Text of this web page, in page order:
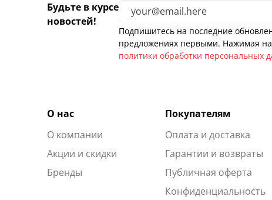
Будьте в курсе
новостей!
Подпишитесь на последние
предложениях первыми. Нажимая
политики обработки персональных
О нас
О компании
Акции и скидки
Бренды
Покупателям
Оплата и доставка
Гарантии и возвраты
Публичная оферта
Конфиденциальность